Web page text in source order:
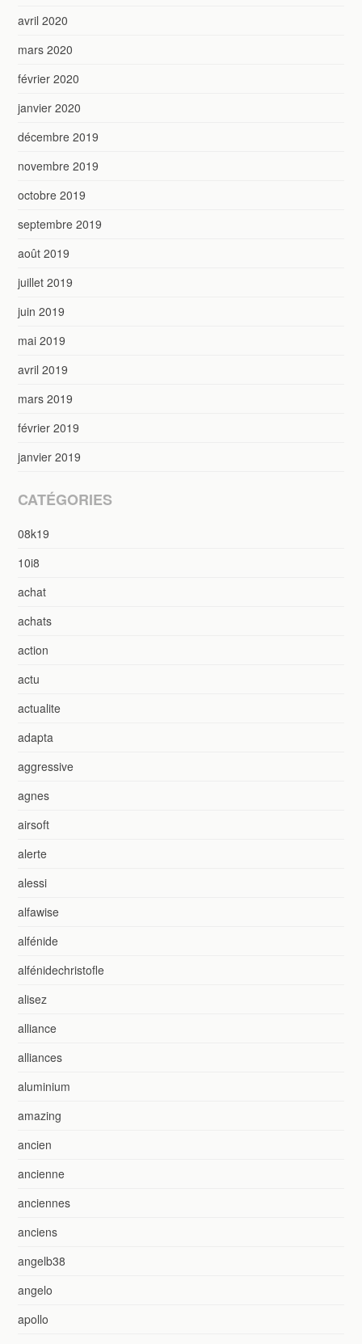
avril 2020
mars 2020
février 2020
janvier 2020
décembre 2019
novembre 2019
octobre 2019
septembre 2019
août 2019
juillet 2019
juin 2019
mai 2019
avril 2019
mars 2019
février 2019
janvier 2019
CATÉGORIES
08k19
10i8
achat
achats
action
actu
actualite
adapta
aggressive
agnes
airsoft
alerte
alessi
alfawise
alfénide
alfénidechristofle
alisez
alliance
alliances
aluminium
amazing
ancien
ancienne
anciennes
anciens
angelb38
angelo
apollo